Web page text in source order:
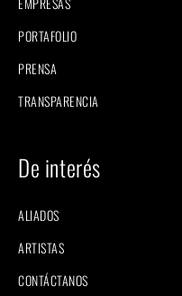
PORTAFOLIO
PRENSA
TRANSPARENCIA
De interés
ALIADOS
ARTISTAS
CONTÁCTANOS